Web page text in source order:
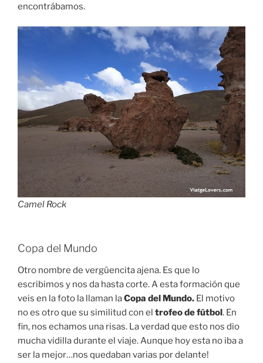
encontrábamos.
Camel Rock
Copa del Mundo
Otro nombre de vergüencita ajena. Es que lo
escribimos y nos da hasta corte. A esta formación que
veis en la foto la llaman laCopa del Mundo. El motivo
no es otro que su similitud con el trofeo de fútbol . En
fin, nos echamos una risas. La verdad que esto nos dio
mucha vidilla durante el viaje. Aunque hoy esta no iba a
ser la mejor…nos quedaban varias por delante!